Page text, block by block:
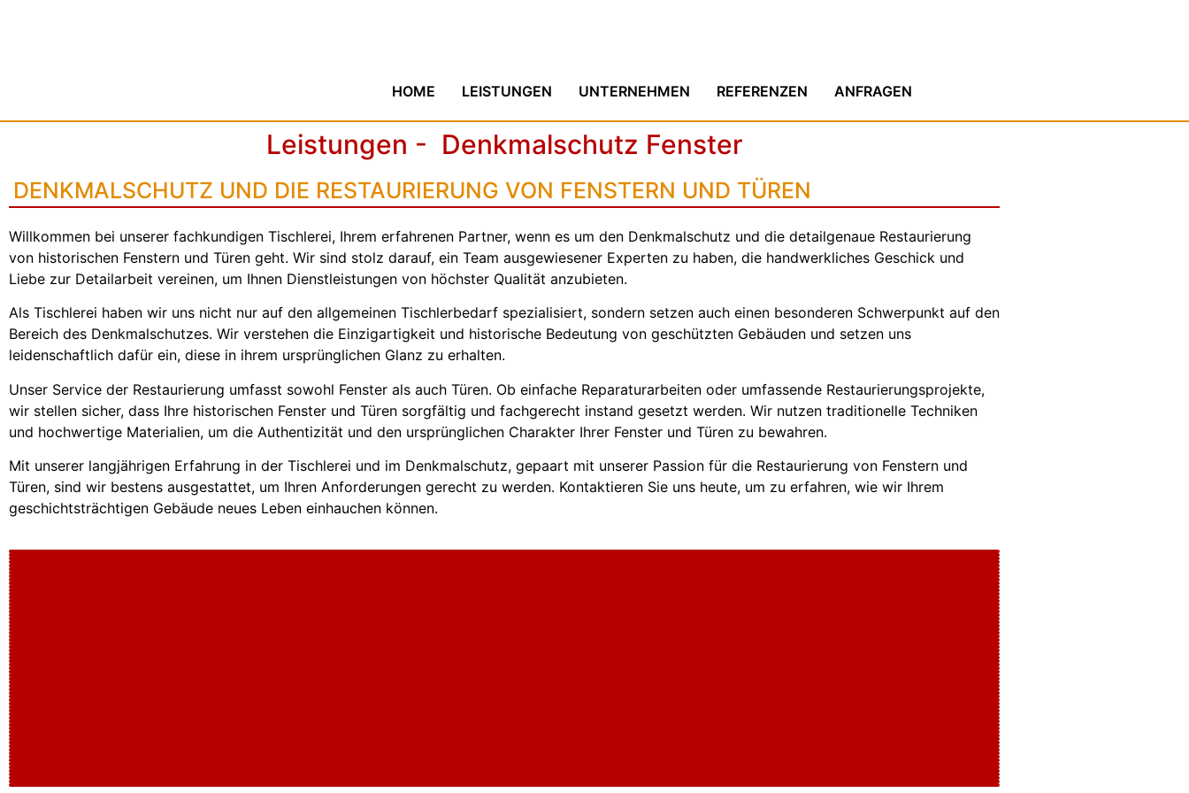
HOME LEISTUNGEN UNTERNEHMEN REFERENZEN ANFRAGEN
Leistungen - Denkmalschutz Fenster
DENKMALSCHUTZ UND DIE RESTAURIERUNG VON FENSTERN UND TÜREN
Willkommen bei unserer fachkundigen Tischlerei, Ihrem erfahrenen Partner, wenn es um den Denkmalschutz und die detailgenaue Restaurierung
von historischen Fenstern und Türen geht. Wir sind stolz darauf, ein Team ausgewiesener Experten zu haben, die handwerkliches Geschick und
Liebe zur Detailarbeit vereinen, um Ihnen Dienstleistungen von höchster Qualität anzubieten.
Als Tischlerei haben wir uns nicht nur auf den allgemeinen Tischlerbedarf spezialisiert, sondern setzen auch einen besonderen Schwerpunkt auf den
Bereich des Denkmalschutzes. Wir verstehen die Einzigartigkeit und historische Bedeutung von geschützten Gebäuden und setzen uns
leidenschaftlich dafür ein, diese in ihrem ursprünglichen Glanz zu erhalten.
Unser Service der Restaurierung umfasst sowohl Fenster als auch Türen. Ob einfache Reparaturarbeiten oder umfassende Restaurierungsprojekte,
wir stellen sicher, dass Ihre historischen Fenster und Türen sorgfältig und fachgerecht instand gesetzt werden. Wir nutzen traditionelle Techniken
und hochwertige Materialien, um die Authentizität und den ursprünglichen Charakter Ihrer Fenster und Türen zu bewahren.
Mit unserer langjährigen Erfahrung in der Tischlerei und im Denkmalschutz, gepaart mit unserer Passion für die Restaurierung von Fenstern und
Türen, sind wir bestens ausgestattet, um Ihren Anforderungen gerecht zu werden. Kontaktieren Sie uns heute, um zu erfahren, wie wir Ihrem
geschichtsträchtigen Gebäude neues Leben einhauchen können.